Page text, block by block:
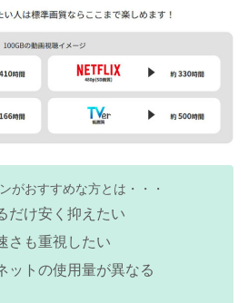
がおすすめな方とは・・・
だけ安く抑えたい
さも重視したい
ットの使用量が異なる